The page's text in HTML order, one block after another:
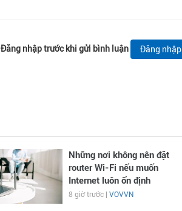
Đăng nhập trước khi gửi bình luận Đăng nhập
Những nơi không nên đặt
router Wi-Fi nếu muốn
Internet luôn ổn định
8 giờ trước | VOVVN